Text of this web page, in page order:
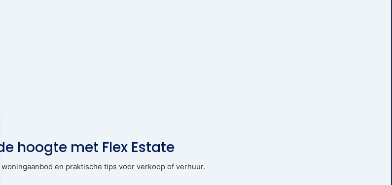
hoogte met Flex Estate
en praktische tips voor verkoop of verhuur.